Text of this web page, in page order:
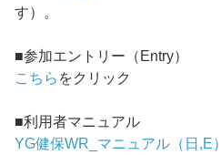
す）。
■参加エントリー（Entry）
こちら をクリック
■利用者マニュアル
YG健保WR_マニュアル（日,E）